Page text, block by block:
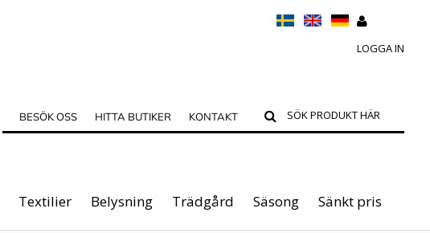
LOGGA IN
BESÖK OSS HITTA BUTIKER KONTAKT
Textilier Belysning Trädgård Säsong Sänkt pris